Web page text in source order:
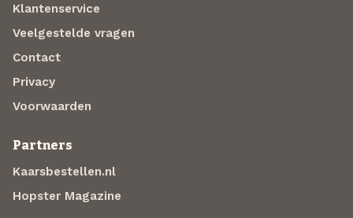
Klantenservice
Veelgestelde vragen
Contact
Privacy
Voorwaarden
Partners
Kaarsbestellen.nl
Hopster Magazine